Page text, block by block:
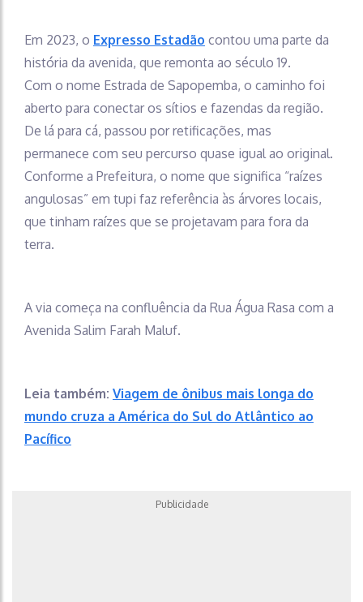
Em 2023, o Expresso Estadão contou uma parte da
história da avenida, que remonta ao século 19.
Com o nome Estrada de Sapopemba, o caminho foi
aberto para conectar os sítios e fazendas da região.
De lá para cá, passou por retificações, mas
permanece com seu percurso quase igual ao original.
Conforme a Prefeitura, o nome que significa “raízes
angulosas” em tupi faz referência às árvores locais,
que tinham raízes que se projetavam para fora da
terra.
A via começa na confluência da Rua Água Rasa com a
Avenida Salim Farah Maluf.
Leia também: Viagem de ônibus mais longa do
mundo cruza a América do Sul do Atlântico ao
Pacífico
Publicidade